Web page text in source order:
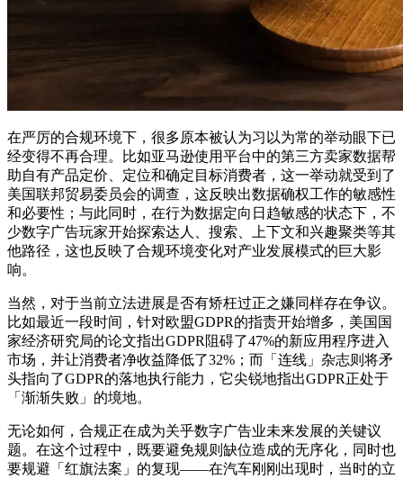
在严厉的合规环境下，很多原本被认为习以为常的举动眼下已
经变得不再合理。比如亚马逊使用平台中的第三方卖家数据帮
助自有产品定价、定位和确定目标消费者，这一举动就受到了
美国联邦贸易委员会的调查，这反映出数据确权工作的敏感性
和必要性；与此同时，在行为数据定向日趋敏感的状态下，不
少数字广告玩家开始探索达人、搜索、上下文和兴趣聚类等其
他路径，这也反映了合规环境变化对产业发展模式的巨大影
响。
当然，对于当前立法进展是否有矫枉过正之嫌同样存在争议。
比如最近一段时间，针对欧盟GDPR的指责开始增多，美国国
家经济研究局的论文指出GDPR阻碍了47%的新应用程序进入
市场，并让消费者净收益降低了32%；而「连线」杂志则将矛
头指向了GDPR的落地执行能力，它尖锐地指出GDPR正处于
「渐渐失败」的境地。
无论如何，合规正在成为关乎数字广告业未来发展的关键议
题。在这个过程中，既要避免规则缺位造成的无序化，同时也
要规避「红旗法案」的复现——在汽车刚刚出现时，当时的立